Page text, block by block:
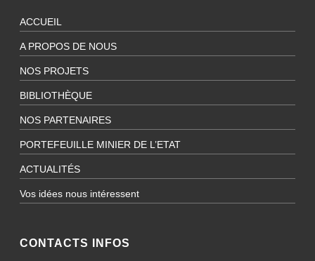
ACCUEIL
A PROPOS DE NOUS
NOS PROJETS
BIBLIOTHÈQUE
NOS PARTENAIRES
PORTEFEUILLE MINIER DE L’ETAT
ACTUALITÉS
Vos idées nous intéressent
CONTACTS INFOS